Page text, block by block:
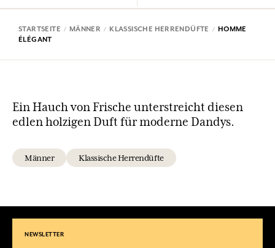
STARTSEITE MÄNNER KLASSISCHE HERRENDÜFTE
HOMME
ÉLÉGANT
Ein Hauch von Frische unterstreicht diesen
edlen holzigen Duft für moderne Dandys.
Männer Klassische Herrendüfte
NEWSLETTER